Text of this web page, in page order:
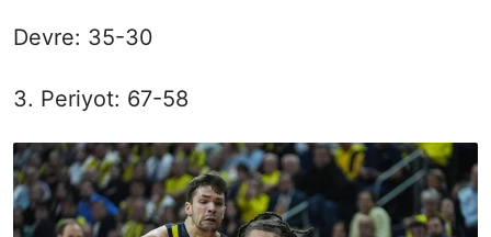
Devre: 35-30
3. Periyot: 67-58